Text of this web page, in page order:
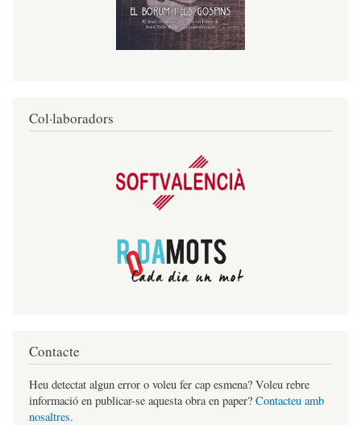
Col·laboradors
Contacte
Heu detectat algun error o voleu fer cap esmena? Voleu rebre
informació en publicar-se aquesta obra en paper? Contacteu amb
nosaltres.